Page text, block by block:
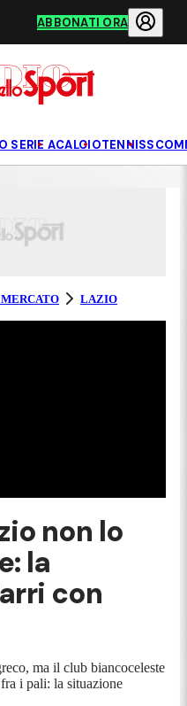
ABBONATI ORA
SERIE ACALCIOTENNIS
LAZIO
non lo
la
con
ma il club biancoceleste
i pali: la situazione